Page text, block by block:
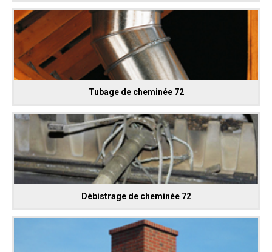
Tubage de cheminée 72
Débistrage de cheminée 72